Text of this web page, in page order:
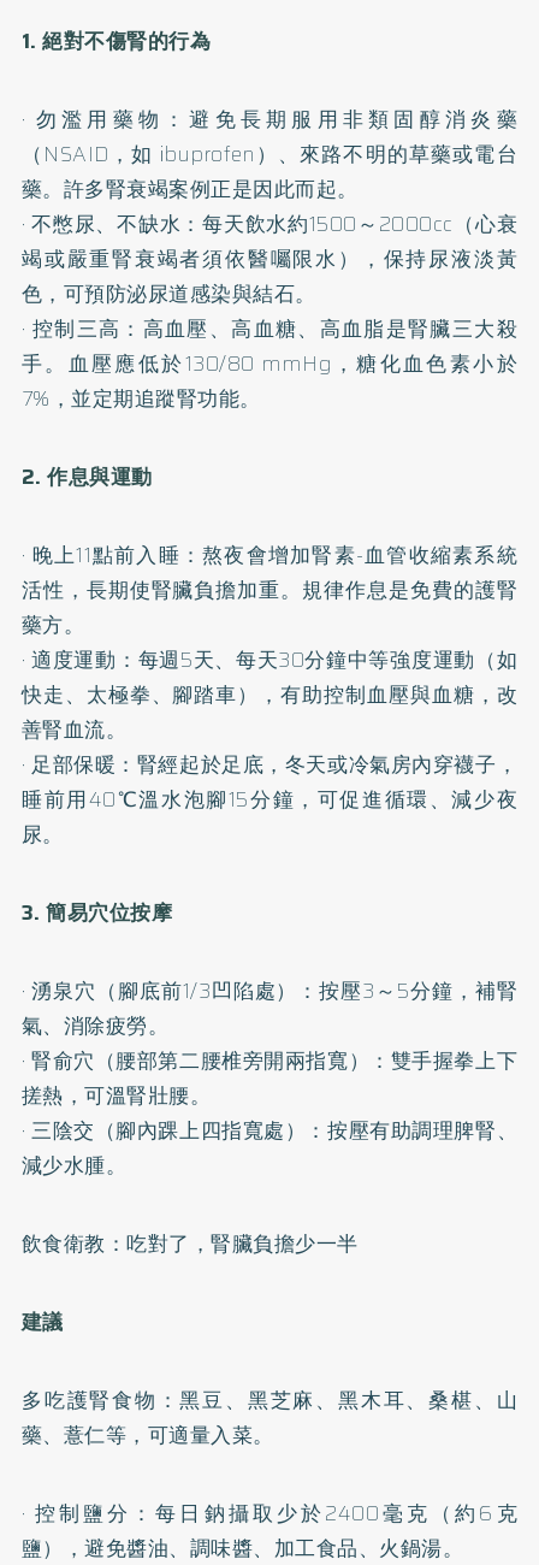
1. 絕對不傷腎的行為
· 勿濫用藥物：避免長期服用非類固醇消炎藥
（NSAID，如 ibuprofen）、來路不明的草藥或電台
藥。許多腎衰竭案例正是因此而起。
· 不憋尿、不缺水：每天飲水約1500～2000cc（心衰
竭或嚴重腎衰竭者須依醫囑限水），保持尿液淡黃
色，可預防泌尿道感染與結石。
· 控制三高：高血壓、高血糖、高血脂是腎臟三大殺
手。血壓應低於130/80 mmHg，糖化血色素小於
7%，並定期追蹤腎功能。
2. 作息與運動
· 晚上11點前入睡：熬夜會增加腎素-血管收縮素系統
活性，長期使腎臟負擔加重。規律作息是免費的護腎
藥方。
· 適度運動：每週5天、每天30分鐘中等強度運動（如
快走、太極拳、腳踏車），有助控制血壓與血糖，改
善腎血流。
· 足部保暖：腎經起於足底，冬天或冷氣房內穿襪子，
睡前用40℃溫水泡腳15分鐘，可促進循環、減少夜
尿。
3. 簡易穴位按摩
· 湧泉穴（腳底前1/3凹陷處）：按壓3～5分鐘，補腎
氣、消除疲勞。
· 腎俞穴（腰部第二腰椎旁開兩指寬）：雙手握拳上下
搓熱，可溫腎壯腰。
· 三陰交（腳內踝上四指寬處）：按壓有助調理脾腎、
減少水腫。
飲食衛教：吃對了，腎臟負擔少一半
建議
多吃護腎食物：黑豆、黑芝麻、黑木耳、桑椹、山
藥、薏仁等，可適量入菜。
· 控制鹽分：每日鈉攝取少於2400毫克（約6克
鹽），避免醬油、調味醬、加工食品、火鍋湯。